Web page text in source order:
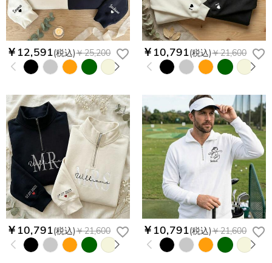
￥12,591(税込)￥25,200 ￥10,791(税込)￥21,600
￥10,791(税込)￥21,600 ￥10,791(税込)￥21,600